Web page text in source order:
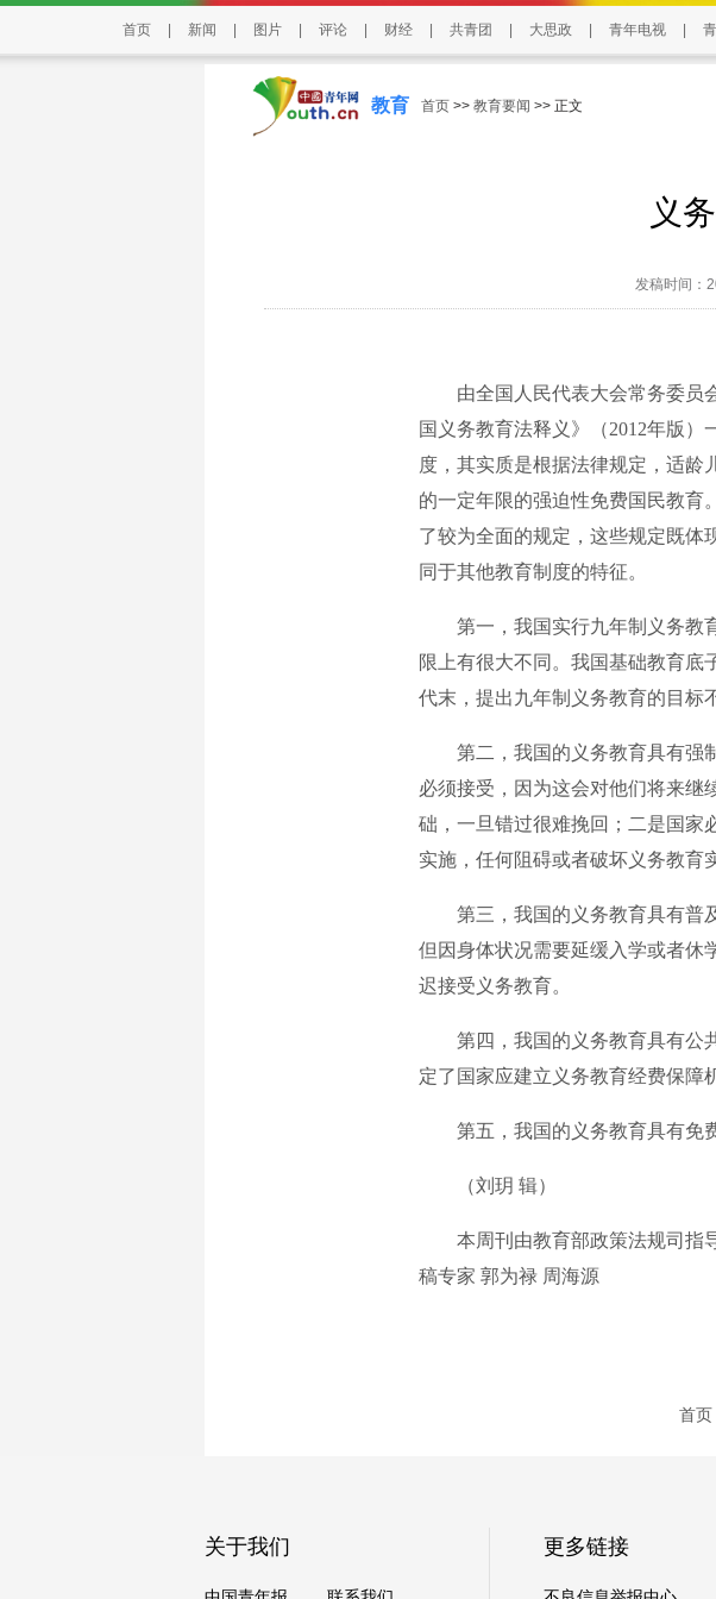
首页 新闻 图片 评论 财经 共青团 大思政 青年电视
教育 首页 >> 教育要闻 >> 正文
义
发稿时间：
由全国人民代表大会常务委员会
国义务教育法释义》（2012年版
度，其实质是根据法律规定，适龄
的一定年限的强迫性免费国民教育
了较为全面的规定，这些规定既体
同于其他教育制度的特征。
第一，我国实行九年制义务教育
限上有很大不同。我国基础教育底
代末，提出九年制义务教育的目标
第二，我国的义务教育具有强制
必须接受，因为这会对他们将来继
础，一旦错过很难挽回；二是国家
实施，任何阻碍或者破坏义务教育
第三，我国的义务教育具有普及
但因身体状况需要延缓入学或者休
迟接受义务教育。
第四，我国的义务教育具有公共
定了国家应建立义务教育经费保障
第五，我国的义务教育具有免费
（刘玥 辑）
本周刊由教育部政策法规司指导
稿专家 郭为禄 周海源
首
关于我们 更多链接